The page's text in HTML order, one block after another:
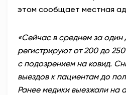
этом сообщает местная
«Сейчас в среднем за один
регистрируют от 200 до
с подозрением на ковид.
выездов к пациентам до
Ранее медики выезжали на